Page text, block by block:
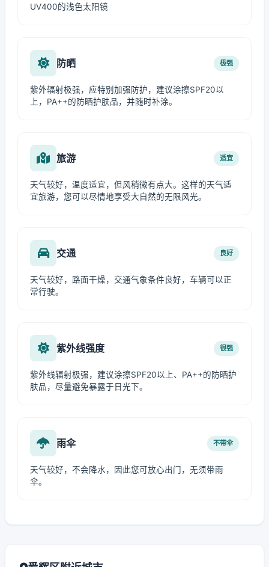
UV400的浅色太阳镜
防晒 极强
紫外辐射极强，应特别加强防护，建议涂擦SPF20以
上，PA++的防晒护肤品，并随时补涂。
旅游 适宜
天气较好，温度适宜，但风稍微有点大。这样的天气适
宜旅游，您可以尽情地享受大自然的无限风光。
交通 良好
天气较好，路面干燥，交通气象条件良好，车辆可以正
常行驶。
紫外线强度 很强
紫外线辐射极强，建议涂擦SPF20以上、PA++的防晒护
肤品，尽量避免暴露于日光下。
雨伞 不带伞
天气较好，不会降水，因此您可放心出门，无须带雨
伞。